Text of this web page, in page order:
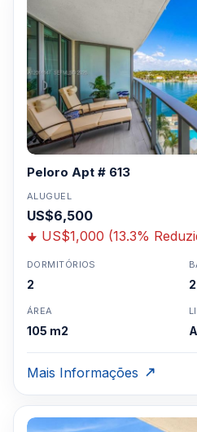
Peloro Apt # 613
ALUGUEL
US$6,500
US$1,000 (13.3%
DORMITÓRIOS
2
ÁREA
105 m2
Mais Informações